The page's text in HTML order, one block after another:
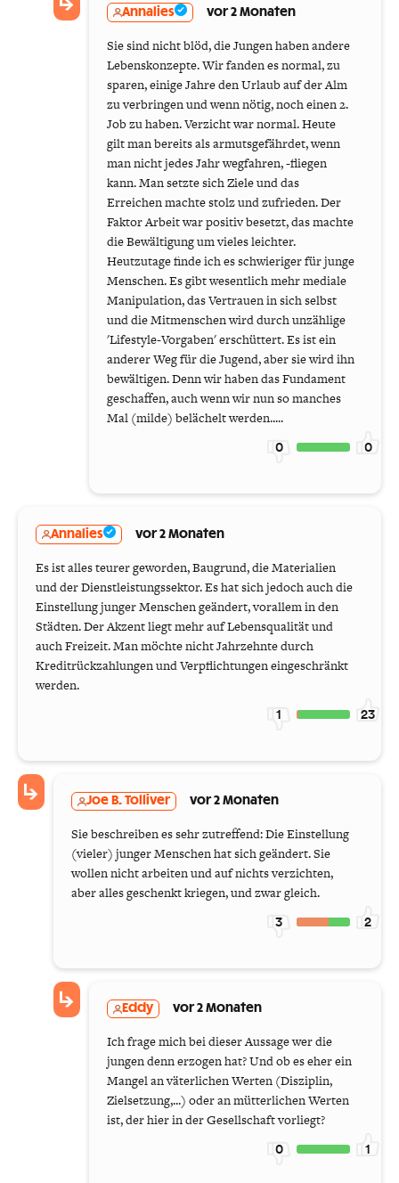
Annalies vor 2 Monaten
Sie sind nicht blöd, die Jungen haben andere
Lebenskonzepte. Wir fanden es normal, zu
sparen, einige Jahre den Urlaub auf der Alm
zu verbringen und wenn nötig, noch einen 2.
Job zu haben. Verzicht war normal. Heute
gilt man bereits als armutsgefährdet, wenn
man nicht jedes Jahr wegfahren, -fliegen
kann. Man setzte sich Ziele und das
Erreichen machte stolz und zufrieden. Der
Faktor Arbeit war positiv besetzt, das machte
die Bewältigung um vieles leichter.
Heutzutage finde ich es schwieriger für junge
Menschen. Es gibt wesentlich mehr mediale
Manipulation, das Vertrauen in sich selbst
und die Mitmenschen wird durch unzählige
'Lifestyle-Vorgaben' erschüttert. Es ist ein
anderer Weg für die Jugend, aber sie wird ihn
bewältigen. Denn wir haben das Fundament
geschaffen, auch wenn wir nun so manches
Mal (milde) belächelt werden.....
0 0
Annalies vor 2 Monaten
Es ist alles teurer geworden, Baugrund, die Materialien
und der Dienstleistungssektor. Es hat sich jedoch auch die
Einstellung junger Menschen geändert, vorallem in den
Städten. Der Akzent liegt mehr auf Lebensqualität und
auch Freizeit. Man möchte nicht Jahrzehnte durch
Kreditrückzahlungen und Verpflichtungen eingeschränkt
werden.
1 23
Joe B. Tolliver vor 2 Monaten
Sie beschreiben es sehr zutreffend: Die Einstellung
(vieler) junger Menschen hat sich geändert. Sie
wollen nicht arbeiten und auf nichts verzichten,
aber alles geschenkt kriegen, und zwar gleich.
3 2
Eddy vor 2 Monaten
Ich frage mich bei dieser Aussage wer die
jungen denn erzogen hat? Und ob es eher ein
Mangel an väterlichen Werten (Disziplin,
Zielsetzung,...) oder an mütterlichen Werten
ist, der hier in der Gesellschaft vorliegt?
0 1